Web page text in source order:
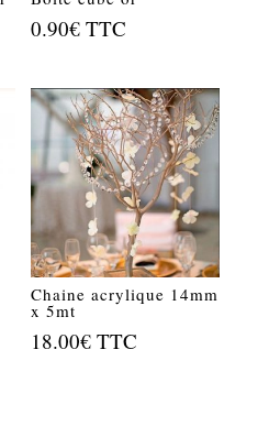
0.90€ TTC
Chaine acrylique 14mm
x 5mt
18.00€ TTC